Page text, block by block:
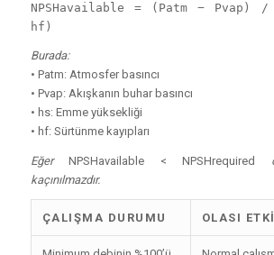
NPSHavailable = (Patm −
hf)
Burada:
• Patm: Atmosfer basıncı
• Pvap: Akışkanın buhar basıncı
• hs: Emme yüksekliği
• hf: Sürtünme kayıpları
EğerNPSHavailable < NPSHrequired
kaçınılmazdır.
ÇALIŞMA DURUMU OLASI ETKI